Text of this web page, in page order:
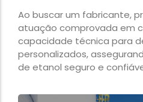
Ao buscar um fabricante,
atuação comprovada em
capacidade técnica para
personalizados,
de etanol seguro e